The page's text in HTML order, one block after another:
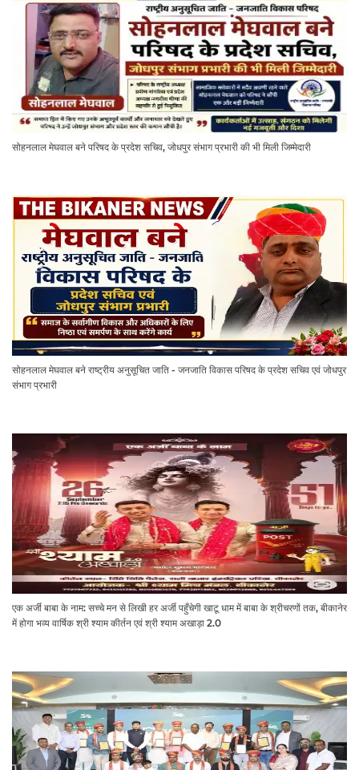
सोहनलाल मेघवाल बने परिषद के प्रदेश सचिव, जोधपुर संभाग प्रभारी की भी मिली जिम्मेदारी
सोहनलाल मेघवाल बने राष्ट्रीय अनुसूचित जाति - जनजाति विकास परिषद के प्रदेश सचिव एवं जोधपुर
संभाग प्रभारी
एक अर्जी बाबा के नाम: सच्चे मन से लिखी हर अर्जी पहुँचेगी खाटू धाम में बाबा के श्रीचरणों तक, बीकानेर
में होगा भव्य वार्षिक श्री श्याम कीर्तन एवं श्री श्याम अखाड़ा 2.0